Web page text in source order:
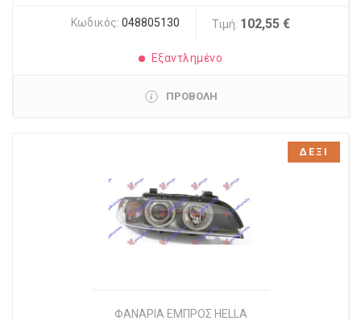
Κωδικός: 048805130 Τιμή: 102,55 €
Εξαντλημένο
ΠΡΟΒΟΛΗ
ΦΑΝΑΡΙΑ ΕΜΠΡΟΣ HELLA
ΔΕΞΙ